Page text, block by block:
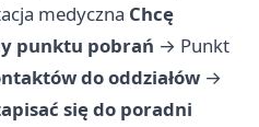
medyczna Chcę
punktu pobrań → Punkt
do oddziałów →
się do poradni